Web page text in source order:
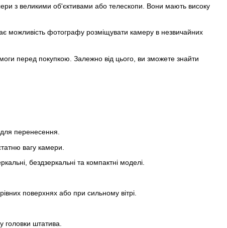
з великими об'єктивами або телескопи. Вони мають високу
можливість фотографу розміщувати камеру в незвичайних
перед покупкою. Залежно від цього, ви зможете знайти
для перенесення.
вагу камери.
бездзеркальні та компактні моделі.
поверхнях або при сильному вітрі.
головки штатива.